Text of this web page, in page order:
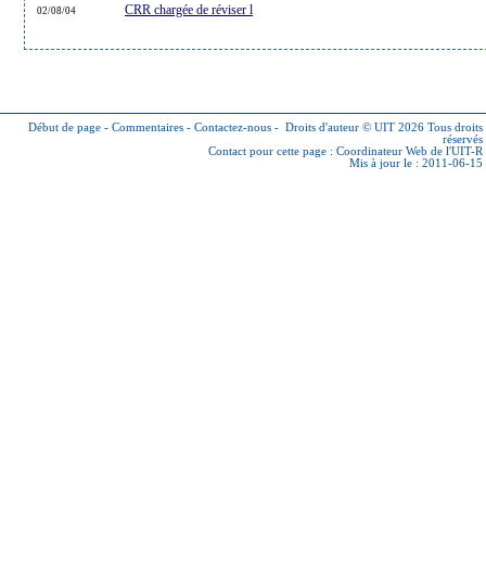
02/08/04 CRR chargée de réviser l
Début de page - Commentaires - Contactez-nous - Droits d'auteur © UIT 2026 Tous droits
réservés
Contact pour cette page : Coordinateur Web de l'UIT-R
Mis à jour le : 2011-06-15